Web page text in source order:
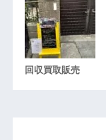
回収買取販売